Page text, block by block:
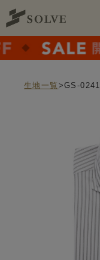
生地一覧 >GS-